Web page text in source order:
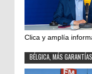
Clica y amplía
BÉLGICA, MÁS